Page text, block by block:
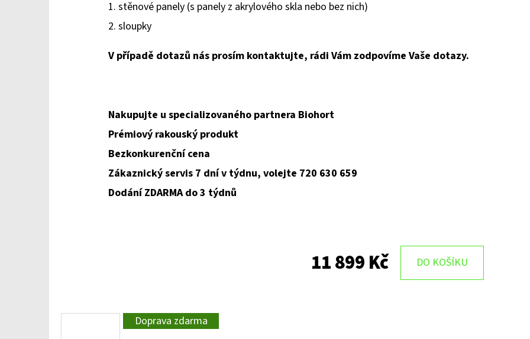
1. stěnové panely (s panely z akrylového skla nebo bez nich)
2. sloupky
V případě dotazů nás prosím kontaktujte, rádi Vám zodpovíme Vaše dotazy.
Nakupujte u specializovaného partnera Biohort
Prémiový rakouský produkt
Bezkonkurenční cena
Zákaznický servis 7 dní v týdnu, volejte 720 630 659
Dodání ZDARMA do 3 týdnů
11 899 Kč DO KOŠÍKU
Doprava zdarma